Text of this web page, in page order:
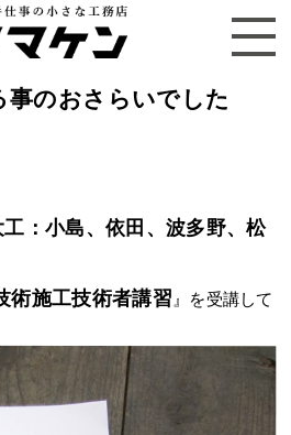
事のおさらいでした
工：小島、依田、波多野、松
術施工技術者講習 』を受講して